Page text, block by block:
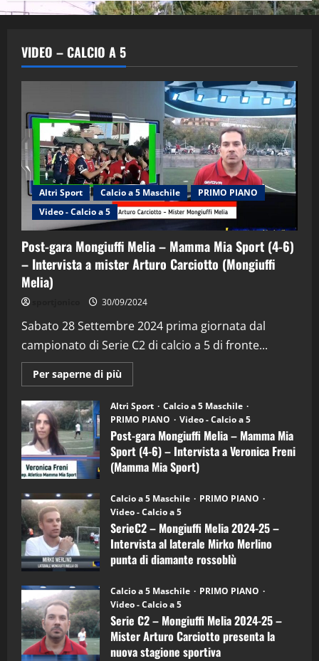
VIDEO – CALCIO A 5
Altri Sport Calcio a 5 Maschile
PRIMO PIANO
Video - Calcio a 5
Post-gara Mongiuffi Melia – Mamma Mia Sport (4-6)
– Intervista a mister Arturo Carciotto (Mongiuffi
Melia)
30/09/2024
Sabato 28 Settembre 2024 prima giornata dal
campionato di Serie C2 di calcio a 5 di fronte...
Per saperne di più
informazioni
Post-
gara
Mongiuffi
Melia
–
Mamma
Mia
Sport
6)
–
Intervista
a
mister
Arturo
Carciotto
(Mongiuffi
Altri Sport
Calcio a 5 Maschile
PRIMO PIANO
Video - Calcio a 5
Post-gara Mongiuffi Melia – Mamma Mia
Sport (4-6) – Intervista a Veronica Freni
(Mamma Mia Sport)
Calcio a 5 Maschile
PRIMO PIANO
Video - Calcio a 5
SerieC2 – Mongiuffi Melia 2024-25 –
Intervista al laterale Mirko Merlino
punta di diamante rossoblù
Calcio a 5 Maschile
PRIMO PIANO
Video - Calcio a 5
Serie C2 – Mongiuffi Melia 2024-25 –
Mister Arturo Carciotto presenta la
nuova stagione sportiva
2
“SportEmpire” in Podcast: 29^ Puntata
(Martedi 28 Aprile 2026)
28/04/2026
3
"SportEmpire" in Podcast
“SportEmpire” in Podcast: 28^ Puntata
(Martedi 21 Aprile 2026)
21/04/2026
4
“SportEmpire” in Podcast: 27^ Puntata
(Martedi 14 Aprile 2026)
15/04/2026
5
“SportEmpire” in Podcast: 26^ Puntata
(Martedi 07 Aprile 2026)
08/04/2026